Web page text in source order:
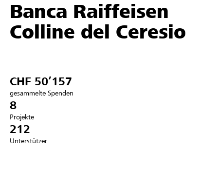
Unterstützen
Hilfe & Support
Anmelden
Banca Raiffeisen
Colline del Ceresio
CHF 50’157
gesammelte Spenden
8
Projekte
212
Unterstützer